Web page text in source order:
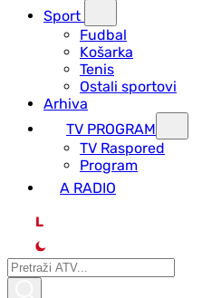
Sport
Fudbal
Košarka
Tenis
Ostali sportovi
Arhiva
TV PROGRAM
ТV Raspored
Program
A RADIO
L